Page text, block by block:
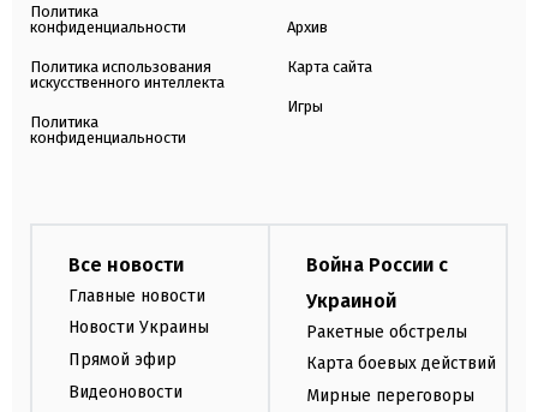
Политика
конфиденциальности
Политика использования
искусственного интеллекта
Политика
конфиденциальности
Архив
Карта сайта
Игры
Все новости
Главные новости
Новости Украины
Прямой эфир
Видеоновости
Война России с
Украиной
Ракетные обстрелы
Карта боевых действий
Мирные переговоры